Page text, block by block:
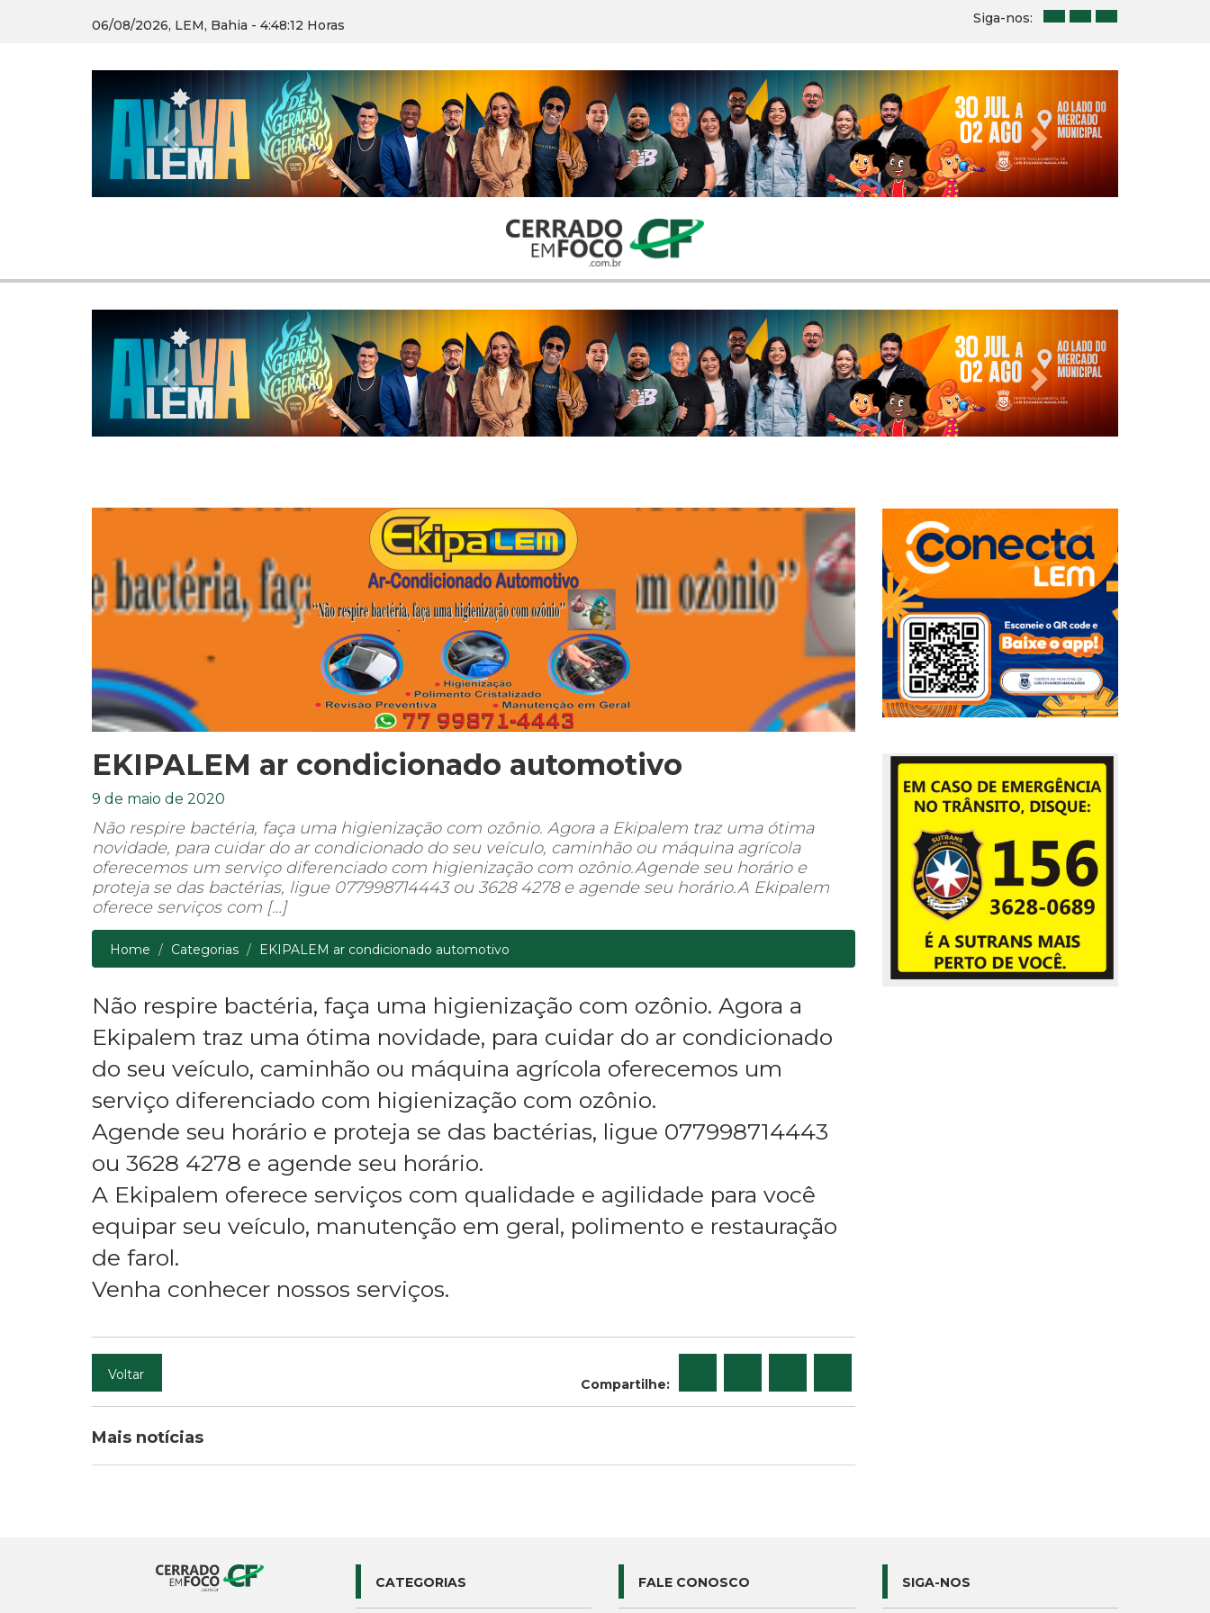
06/08/2026, LEM, Bahia - 4:48:13 Horas Siga-nos:
EKIPALEM ar condicionado automotivo
9 de maio de 2020
Não respire bactéria, faça uma higienização com ozônio. Agora a Ekipalem traz uma ótima
novidade, para cuidar do ar condicionado do seu veículo, caminhão ou máquina agrícola
oferecemos um serviço diferenciado com higienização com ozônio.Agende seu horário e
proteja se das bactérias, ligue 077998714443 ou 3628 4278 e agende seu horário.A Ekipalem
oferece serviços com […]
Home Categorias EKIPALEM ar condicionado automotivo
Não respire bactéria, faça uma higienização com ozônio. Agora a
Ekipalem traz uma ótima novidade, para cuidar do ar condicionado
do seu veículo, caminhão ou máquina agrícola oferecemos um
serviço diferenciado com higienização com ozônio.
Agende seu horário e proteja se das bactérias, ligue 077998714443
ou 3628 4278 e agende seu horário.
A Ekipalem oferece serviços com qualidade e agilidade para você
equipar seu veículo, manutenção em geral, polimento e restauração
de farol.
Venha conhecer nossos serviços.
Voltar
Compartilhe:
Mais notícias
CATEGORIAS FALE CONOSCO SIGA-NOS